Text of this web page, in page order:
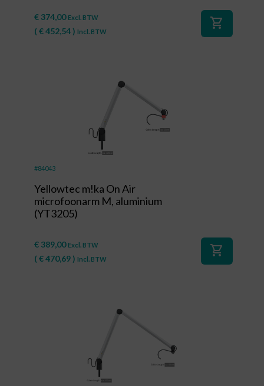
€ 374,00 Excl. BTW
( €452,54) Incl. BTW
shopping_cart
#84043
Yellowtec m!ka On Air
microfoonarm M, aluminium
(YT3205)
€ 389,00 Excl. BTW
( €470,69) Incl. BTW
shopping_cart